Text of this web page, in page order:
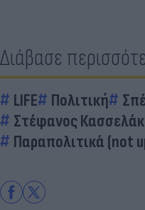
Διάβασε
LIFE Πολιτική
Στέφανος
Παραπολιτικά (not